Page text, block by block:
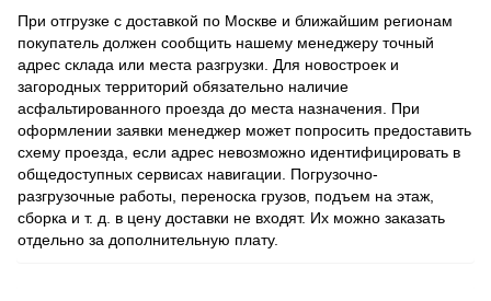
При отгрузке с доставкой по Москве и ближайшим регионам
покупатель должен сообщить нашему менеджеру точный
адрес склада или места разгрузки. Для новостроек и
загородных территорий обязательно наличие
асфальтированного проезда до места назначения. При
оформлении заявки менеджер может попросить предоставить
схему проезда, если адрес невозможно идентифицировать в
общедоступных сервисах навигации. Погрузочно-
разгрузочные работы, переноска грузов, подъем на этаж,
сборка и т. д. в цену доставки не входят. Их можно заказать
отдельно за дополнительную плату.